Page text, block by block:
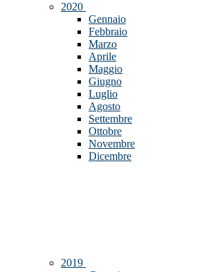
2020
Gennaio
Febbraio
Marzo
Aprile
Maggio
Giugno
Luglio
Agosto
Settembre
Ottobre
Novembre
Dicembre
2019